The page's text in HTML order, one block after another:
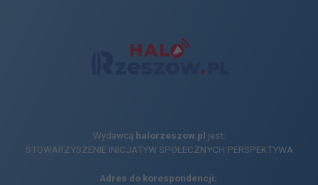
Wydawcą halorzeszow.pl jest:
STOWARZYSZENIE INICJATYW SPOŁECZNYCH PERSPEKTYWA
Adres do korespondencji: